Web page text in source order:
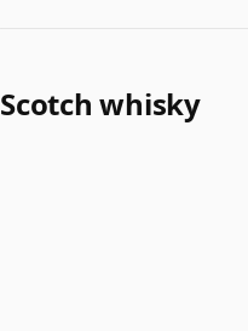
Scotch whisky